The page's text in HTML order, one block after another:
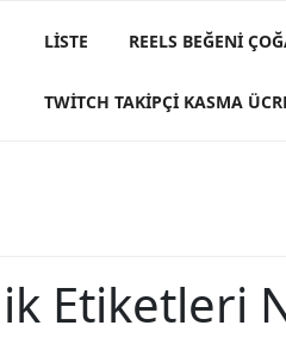
LISTE REELS BEĞENI
TWITCH TAKIPÇI KASMA
Etiketleri